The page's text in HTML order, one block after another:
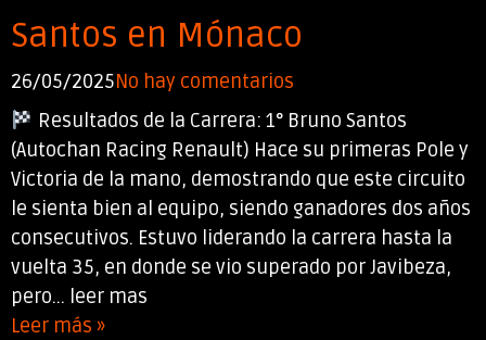
Santos en Mónaco
26/05/2025No hay comentarios
Resultados de la Carrera: 1° Bruno Santos
(Autochan Racing Renault) Hace su primeras Pole y
Victoria de la mano, demostrando que este circuito
le sienta bien al equipo, siendo ganadores dos años
consecutivos. Estuvo liderando la carrera hasta la
vuelta 35, en donde se vio superado por Javibeza,
pero... leer mas
Leer más »